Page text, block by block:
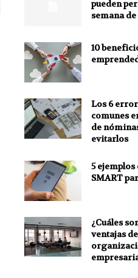
pueden
semana
10
Los 6
comunes
de
evitarlos
5
SMART
¿Cuáles
ventajas